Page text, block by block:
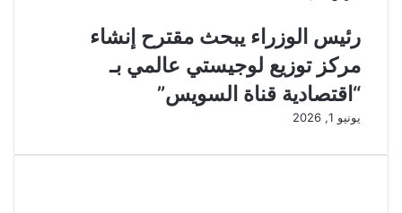
رئيس الوزراء يبحث مقترح إنشاء
مركز توزيع لوجيستي عالمي بـ
“اقتصادية قناة السويس”
يونيو 1, 2026